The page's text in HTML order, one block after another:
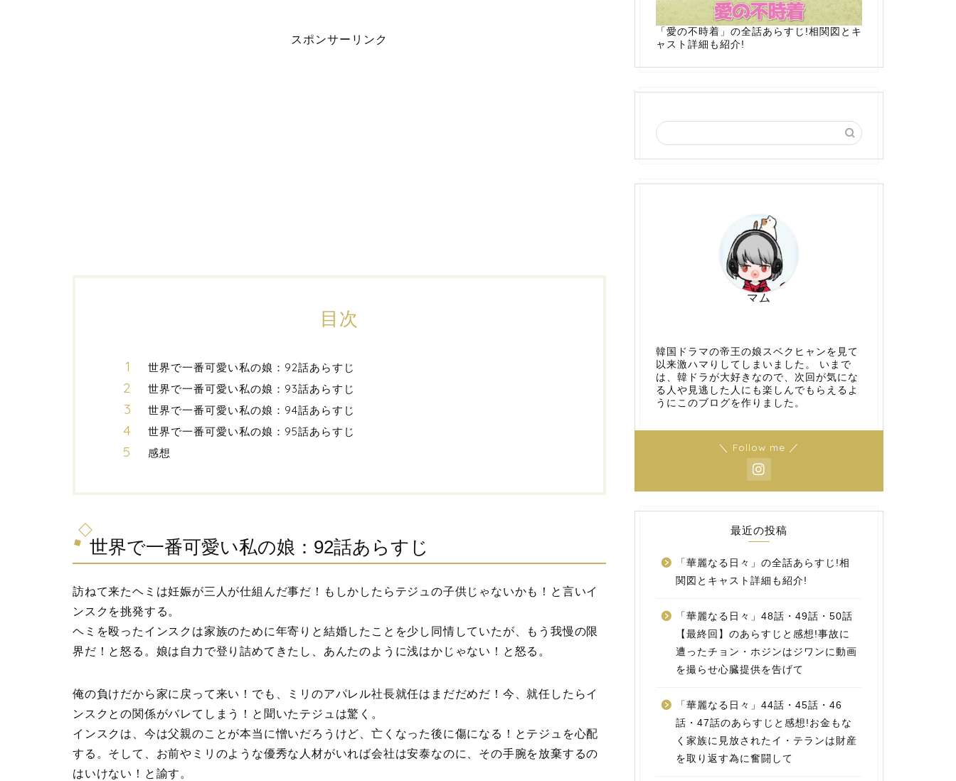
スポンサーリンク
目次
世界で一番可愛い私の娘：92話あらすじ
世界で一番可愛い私の娘：93話あらすじ
世界で一番可愛い私の娘：94話あらすじ
世界で一番可愛い私の娘：95話あらすじ
感想
世界で一番可愛い私の娘：92話あらすじ
訪ねて来たヘミは妊娠が三人が仕組んだ事だ！もしかしたらテジュの子供じゃないかも！と言いイ
ンスクを挑発する。
ヘミを殴ったインスクは家族のために年寄りと結婚したことを少し同情していたが、もう我慢の限
界だ！と怒る。娘は自力で登り詰めてきたし、あんたのように浅はかじゃない！と怒る。
俺の負けだから家に戻って来い！でも、ミリのアパレル社長就任はまだだめだ！今、就任したらイ
ンスクとの関係がバレてしまう！と聞いたテジュは驚く。
インスクは、今は父親のことが本当に憎いだろうけど、亡くなった後に傷になる！とテジュを心配
する。そして、お前やミリのような優秀な人材がいれば会社は安泰なのに、その手腕を放棄するの
はいけない！と諭す。
「愛の不時着」の全話あらすじ!相関図とキ
ャスト詳細も紹介!
マム
韓国ドラマの帝王の娘スベクヒャンを見て
以来激ハマりしてしまいました。 いまで
は、韓ドラが大好きなので、次回が気にな
る人や見逃した人にも楽しんでもらえるよ
うにこのブログを作りました。
＼ Follow me ／
最近の投稿
「華麗なる日々」の全話あらすじ!相
関図とキャスト詳細も紹介!
「華麗なる日々」48話・49話・50話
【最終回】のあらすじと感想!事故に
遭ったチョン・ホジンはジワンに動画
を撮らせ心臓提供を告げて
「華麗なる日々」44話・45話・46
話・47話のあらすじと感想!お金もな
く家族に見放されたイ・テランは財産
を取り返す為に奮闘して